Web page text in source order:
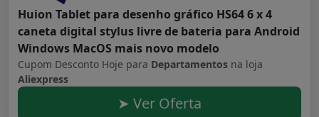
Huion Tablet para desenho gráfico HS64 6 x 4
caneta digital stylus livre de bateria para Android
Windows MacOS mais novo modelo
Cupom Desconto Hoje para Departamentos na loja
Aliexpress
➤ Ver Oferta